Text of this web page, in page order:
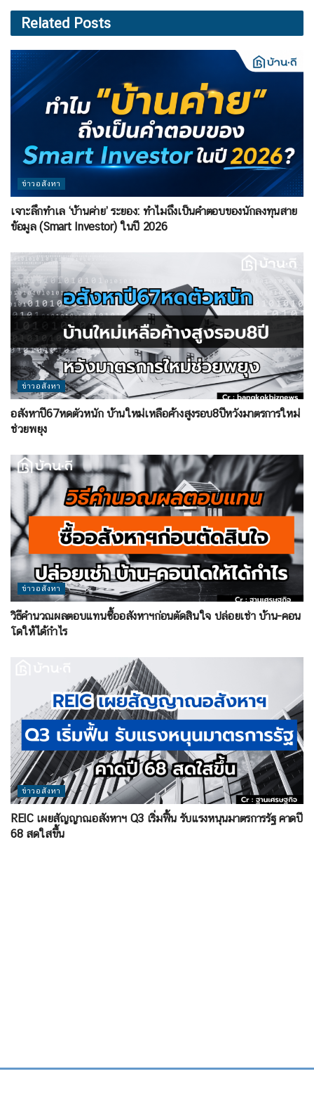
Related Posts
ข่าวอสังหา
เจาะลึกทำเล ‘บ้านค่าย’ ระยอง: ทำไมถึงเป็นคำตอบของนักลงทุนสาย
ข้อมูล (Smart Investor) ในปี 2026
ข่าวอสังหา
อสังหาปี67หดตัวหนัก บ้านใหม่เหลือค้างสูงรอบ8ปีหวังมาตรการใหม่
ช่วยพยุง
ข่าวอสังหา
วิธีคำนวณผลตอบแทนซื้ออสังหาฯก่อนตัดสินใจ ปล่อยเช่า บ้าน-คอน
โดให้ได้กำไร
ข่าวอสังหา
REIC เผยสัญญาณอสังหาฯ Q3 เริ่มฟื้น รับแรงหนุนมาตรการรัฐ คาดปี
68 สดใสขึ้น